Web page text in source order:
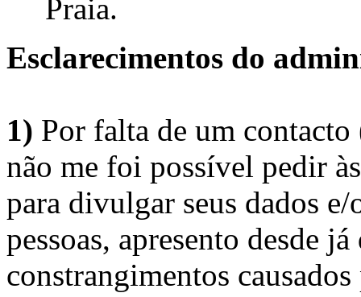
Praia.
Esclarecimentos do
1) Por falta de um
não me foi possível pedir
para divulgar seus dados
pessoas, apresento desde
constrangimentos